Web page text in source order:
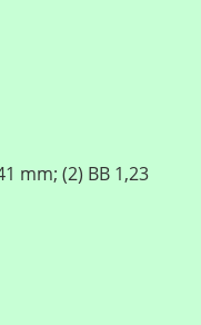
mm; (2) BB 1,23